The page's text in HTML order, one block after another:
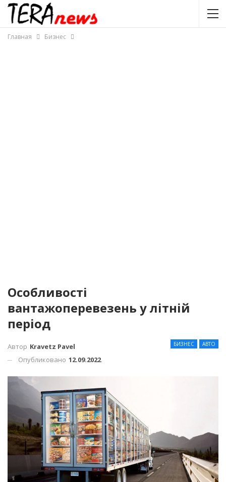
Главная Бизнес
Особливості
вантажоперевезень у літній
період
БИЗНЕС АВТО
Автор Kravetz Pavel
Опубликовано 12.09.2022